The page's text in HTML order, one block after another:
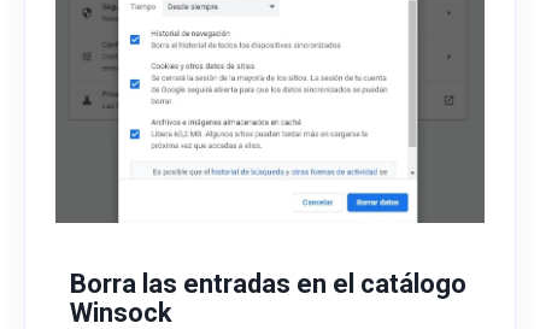
Borra las entradas en el catálogo
Winsock